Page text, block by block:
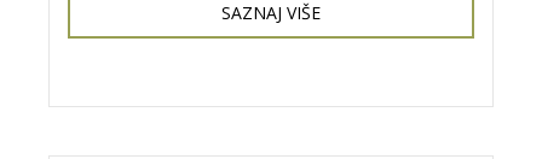
SAZNAJ VIŠE